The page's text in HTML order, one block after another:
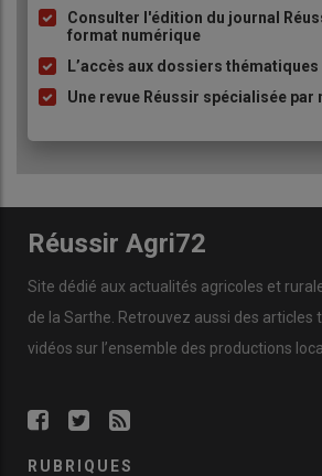
à
puce
Consulter l'édition du journal
format numérique
L’accès aux dossiers thématiques
Une revue Réussir spécialisée par
Réussir Agri72
Site dédié aux actualités agricoles et
de la Sarthe. Retrouvez aussi des articles
vidéos sur l’ensemble des productions
RUBRIQUES